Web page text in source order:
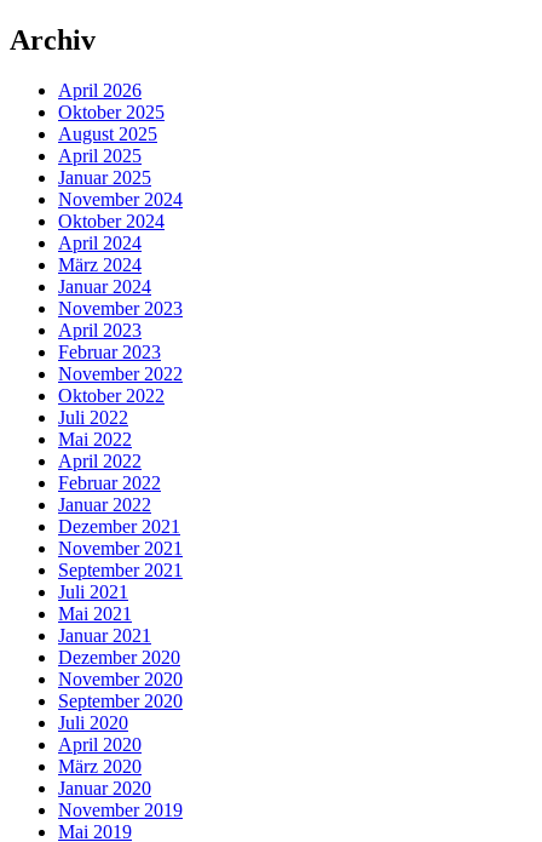
Archiv
April 2026
Oktober 2025
August 2025
April 2025
Januar 2025
November 2024
Oktober 2024
April 2024
März 2024
Januar 2024
November 2023
April 2023
Februar 2023
November 2022
Oktober 2022
Juli 2022
Mai 2022
April 2022
Februar 2022
Januar 2022
Dezember 2021
November 2021
September 2021
Juli 2021
Mai 2021
Januar 2021
Dezember 2020
November 2020
September 2020
Juli 2020
April 2020
März 2020
Januar 2020
November 2019
Mai 2019